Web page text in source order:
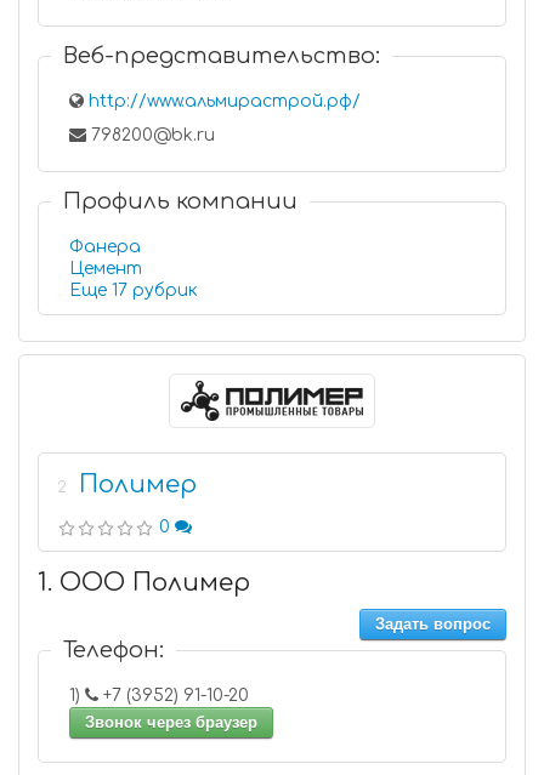
Веб-представительство:
http://www.альмирастрой.рф/
798200@bk.ru
Профиль компании
Фанера
Цемент
Еще 17 рубрик
2 Полимер
0
1. ООО Полимер
Задать вопрос
Телефон:
1)
+7 (3952) 91-10-20
Звонок через браузер